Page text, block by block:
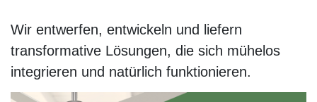
Wir entwerfen, entwickeln und liefern
transformative Lösungen, die sich mühelos
integrieren und natürlich funktionieren.